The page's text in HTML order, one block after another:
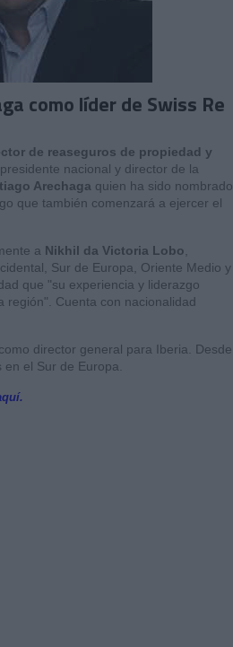
como líder de Swiss Re
de reaseguros de propiedad y
presidente nacional y director de la
Arechaga quien ha sido nombrado
que también comenzará a ejercer el
a Nikhil da Victoria Lobo
Sur de Europa, Oriente Medio y
que "su experiencia y liderazgo
región". Cuenta con nacionalidad
director general para Iberia. Desde
el Sur de Europa.